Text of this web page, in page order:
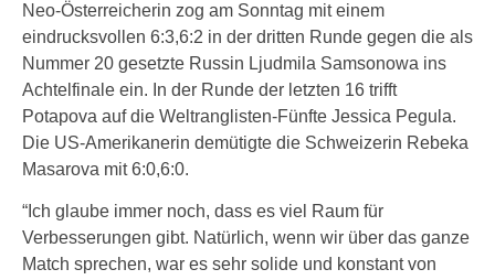
Neo-Österreicherin zog am Sonntag mit einem
eindrucksvollen 6:3,6:2 in der dritten Runde gegen die als
Nummer 20 gesetzte Russin Ljudmila Samsonowa ins
Achtelfinale ein. In der Runde der letzten 16 trifft
Potapova auf die Weltranglisten-Fünfte Jessica Pegula.
Die US-Amerikanerin demütigte die Schweizerin Rebeka
Masarova mit 6:0,6:0.
“Ich glaube immer noch, dass es viel Raum für
Verbesserungen gibt. Natürlich, wenn wir über das ganze
Match sprechen, war es sehr solide und konstant von